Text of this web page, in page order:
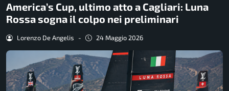
America’s Cup, ultimo atto a Cagliari: Luna
Rossa sogna il colpo nei preliminari
Lorenzo De Angelis - 24 Maggio 2026